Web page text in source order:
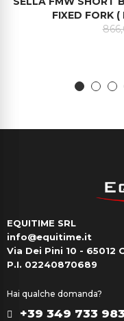
FIXED FORK
EQUITIME SRL
info@equitime.it
Via Dei Pini 10 - 65012
P.I. 02240870689
Hai qualche domanda?
+39 349 733